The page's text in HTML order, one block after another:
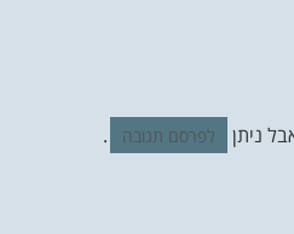
ניתן לפרסם תגובה .